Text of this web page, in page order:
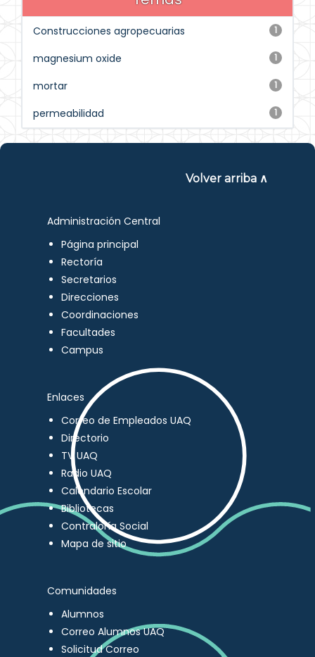
1
Construcciones agropecuarias
1
magnesium oxide
1
mortar
1
permeabilidad
Volver arriba ∧
Administración Central
Página principal
Rectoría
Secretarios
Direcciones
Coordinaciones
Facultades
Campus
Enlaces
Correo de Empleados UAQ
Directorio
TV UAQ
Radio UAQ
Calendario Escolar
Bibliotecas
Contraloría Social
Mapa de sitio
Comunidades
Alumnos
Correo Alumnos UAQ
Solicitud Correo